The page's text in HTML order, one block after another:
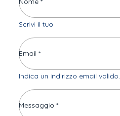
Scrivi il tuo
Email *
Indica un indirizzo email valido.
Messaggio *